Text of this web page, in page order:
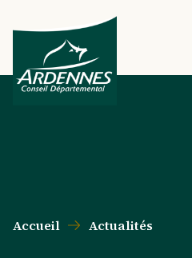
Accueil Actualités